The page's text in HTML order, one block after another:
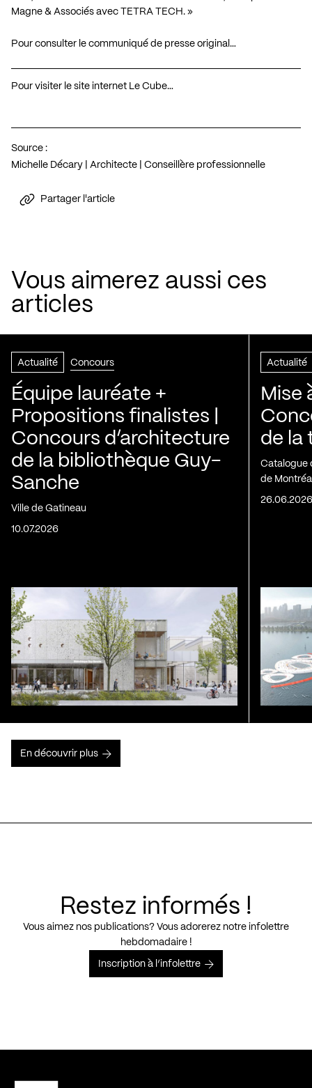
Magne & Associés avec TETRA TECH. »
Pour consulter le communiqué de presse original…
Pour visiter le site internet Le Cube…
Source :
Michelle Décary | Architecte | Conseillère professionnelle
Partager l'article
Vous aimerez aussi ces
articles
Actualité Concours
Équipe lauréate +
Propositions finalistes |
Concours d’architecture
de la bibliothèque Guy-
Sanche
Ville de Gatineau
10.07.2026
Actualité
Mise
de la
Catalogue
de
En découvrir plus
Restez informés !
Vous aimez nos publications? Vous adorerez notre infolettre
hebdomadaire !
Inscription à l’infolettre